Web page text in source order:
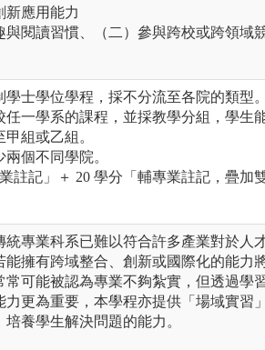
新應用能力
與閱讀習慣、（二）參與跨校或跨領域
學士學位學程，採不分流至各院的類型
任一學系的課程，並採教學分組，學生
組或乙組。
個不同學院。
註記」＋ 20 學分「輔專業註記，疊加
統專業科系已難以符合許多產業對於人
能擁有跨域整合、創新或國際化的能力
常可能被認為專業不夠紮實，但透過學
力更為重要，本學程亦提供「場域實習
養學生解決問題的能力。